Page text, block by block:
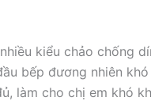
kiểu chảo chống
bếp đương nhiên
làm cho chị em khó